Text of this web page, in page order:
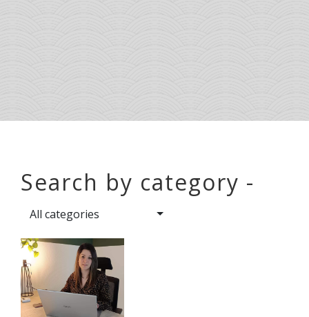
Search by category -
All categories